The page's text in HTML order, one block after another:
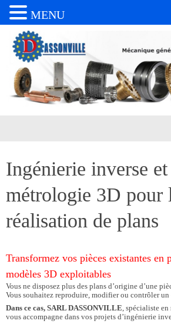
contenu
Ingénierie inverse et
métrologie 3D pour
réalisation de plans
Transformez vos pièces existantes en
modèles 3D exploitables
Vous ne disposez plus des plans d’origine d’une
Vous souhaitez reproduire, modifier ou contrôler
Dans ce cas, SARL DASSONVILLE , spécialiste
vous accompagne dans vos projets d’ingénierie
MENU